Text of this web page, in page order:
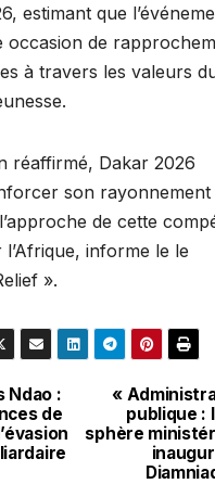
estimant que
occasion de
à travers les valeurs
réaffirmé, Dakar 2026
son rayonnement
de cette
informe le le
».
«
publique :
sphère
Ndao :
de